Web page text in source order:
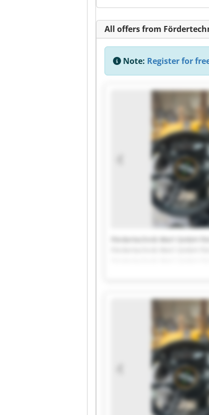
All offers from
Note: Register for
Fördertechnik Werl GmbH